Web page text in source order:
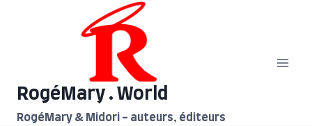
RogéMary . World
RogéMary & Midori - auteurs, éditeurs